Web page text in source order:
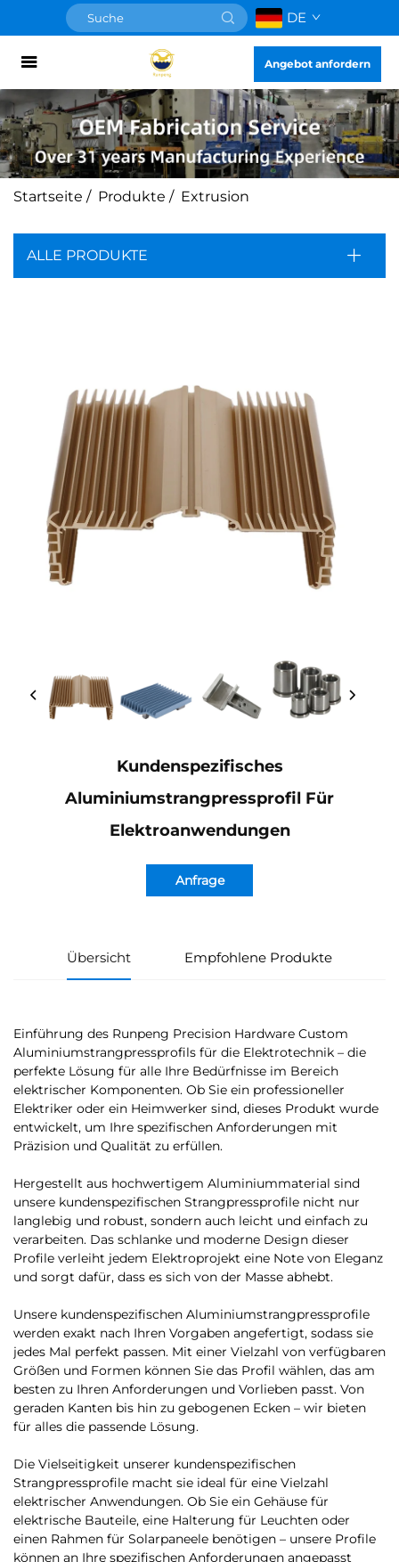
DE
Angebot anfordern
Startseite / Produkte / Extrusion
ALLE PRODUKTE
Kundenspezifisches
Aluminiumstrangpressprofil Für
Elektroanwendungen
Anfrage
Übersicht Empfohlene Produkte
Einführung des Runpeng Precision Hardware Custom
Aluminiumstrangpressprofils für die Elektrotechnik – die
perfekte Lösung für alle Ihre Bedürfnisse im Bereich
elektrischer Komponenten. Ob Sie ein professioneller
Elektriker oder ein Heimwerker sind, dieses Produkt wurde
entwickelt, um Ihre spezifischen Anforderungen mit
Präzision und Qualität zu erfüllen.
Hergestellt aus hochwertigem Aluminiummaterial sind
unsere kundenspezifischen Strangpressprofile nicht nur
langlebig und robust, sondern auch leicht und einfach zu
verarbeiten. Das schlanke und moderne Design dieser
Profile verleiht jedem Elektroprojekt eine Note von Eleganz
und sorgt dafür, dass es sich von der Masse abhebt.
Unsere kundenspezifischen Aluminiumstrangpressprofile
werden exakt nach Ihren Vorgaben angefertigt, sodass sie
jedes Mal perfekt passen. Mit einer Vielzahl von verfügbaren
Größen und Formen können Sie das Profil wählen, das am
besten zu Ihren Anforderungen und Vorlieben passt. Von
geraden Kanten bis hin zu gebogenen Ecken – wir bieten
für alles die passende Lösung.
Die Vielseitigkeit unserer kundenspezifischen
Strangpressprofile macht sie ideal für eine Vielzahl
elektrischer Anwendungen. Ob Sie ein Gehäuse für
elektrische Bauteile, eine Halterung für Leuchten oder
einen Rahmen für Solarpaneele benötigen – unsere Profile
können an Ihre spezifischen Anforderungen angepasst